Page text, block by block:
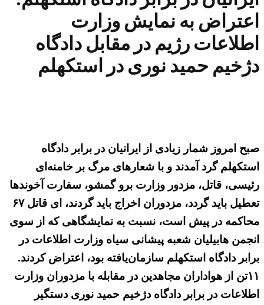
اعتراض به نمایش وزارت
اطلاعات رژیم در مقابل دادگاه
دژخیم حمید نوری در استکهلم
صبح امروز شمار زیادی از ایرانیان در برابر دادگاه
استکهلم گرد آمدند و با شعارهای مرگ بر خامنه‌ای
رئیسی، قاتل، مزدور وزارت برو گمشو، سفارت آخوندها
تعطیل باید گردد، مزدوران اخراج باید گردند، ای قاتل ۶۷
محاکمه در پیش است، نسبت به نمایشگاهی که از سوی
انجمن هابیلیان شعبه پیشانی سیاه وزارت اطلاعات در
برابر دادگاه استکهلم سازمان‌یافته بود، اعتراض کردند.
۱۱تن از هواداران مجاهدین در مقابله با مزدوران وزارت
اطلاعات در برابر دادگاه دژخیم حمید نوری دستگیر